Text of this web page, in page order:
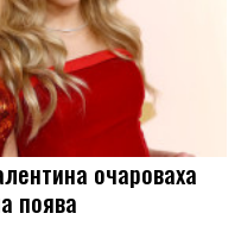
очароваха
поява